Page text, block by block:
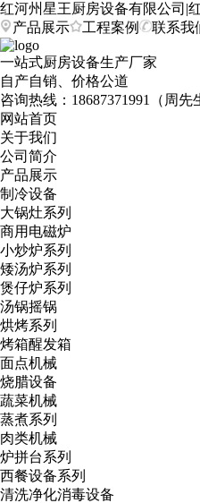
红河州星王厨房设备有限公司|
产品展示
工程案例 联系我
一站式厨房设备生产厂家
自产自销、价格公道
咨询热线： 18687371991（周先
网站首页
关于我们
公司简介
产品展示
制冷设备
大锅灶系列
商用电磁炉
小炒炉系列
矮汤炉系列
煲仔炉系列
汤锅摇锅
烘烤系列
烤箱醒发箱
面点机械
烧腊设备
蔬菜机械
蒸煮系列
肉类机械
炉拼台系列
西餐设备系列
清洗净化消毒设备